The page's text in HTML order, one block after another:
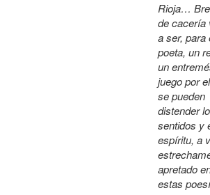
Rioja…
de cacería
a ser, para
poeta, un
un
juego por
se pueden
distender
sentidos y
espíritu, a
apretado
estas